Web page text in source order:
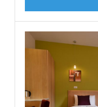
* Panasonic 平面液晶電
* Panasonic吹風機
* 個人保險箱
* 全區無線上網
* 國內外多頻道電視
* 乾濕分離衛浴設備